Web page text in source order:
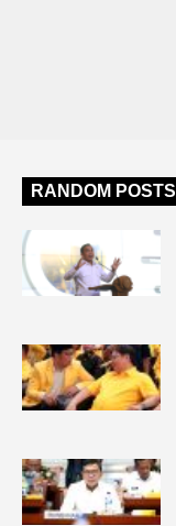
RANDOM POSTS